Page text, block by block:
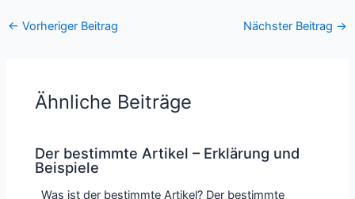
← Vorheriger Beitrag Nächster Beitrag →
Ähnliche Beiträge
Der bestimmte Artikel – Erklärung und
Beispiele
Was ist der bestimmte Artikel? Der bestimmte